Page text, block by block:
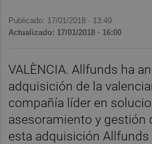
Publicado: 17/01/2018 · 13:49
Actualizado: 17/01/2018 · 16:00
VALÈNCIA. Allfunds ha
adquisición de la
compañía líder en
asesoramiento y gestión
esta adquisición Allfunds